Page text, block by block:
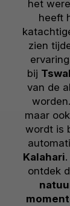
het
heeft
zien
bij
van de
maar
wordt is
Kalahari
ontdek